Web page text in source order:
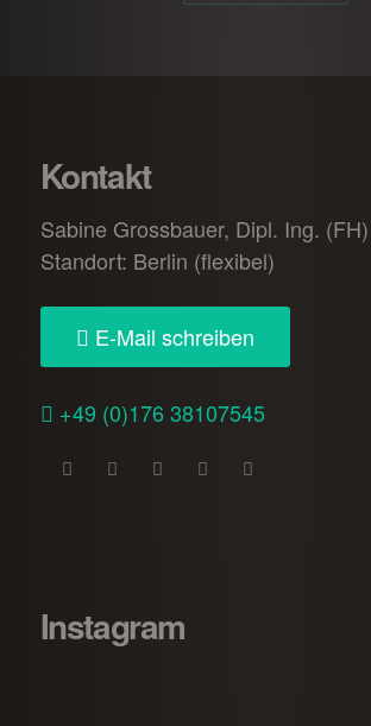
Kontakt
Sabine Grossbauer, Dipl. Ing. (FH)
Standort: Berlin (flexibel)
E-Mail schreiben
+49 (0)176 38107545
Instagram